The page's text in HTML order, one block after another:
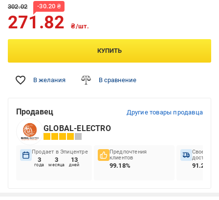
302.02 -30.20 ₴
271.82 ₴/шт.
КУПИТЬ
В желания В сравнение
Продавец Другие товары продавца
GLOBAL-ELECTRO
Продает в Эпицентре
3
года
3
месяца
13
дней
Предпочтения
клиентов
99.18%
доставок
91.28%